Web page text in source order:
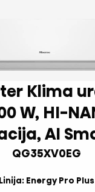
HI-NANO
Wi-
Fi
QG35XV0EG
Linija: Energy Pro Plus